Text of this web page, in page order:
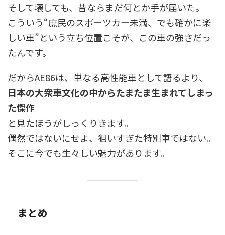
そして壊しても、昔ならまだ何とか手が届いた。
こういう“庶民のスポーツカー未満、でも確かに楽
しい車”という立ち位置こそが、この車の強さだっ
たんです。
だからAE86は、単なる高性能車として語るより、
日本の大衆車文化の中からたまたま生まれてしまっ
た傑作
と見たほうがしっくりきます。
偶然ではないにせよ、狙いすぎた特別車ではない。
そこに今でも生々しい魅力があります。
まとめ